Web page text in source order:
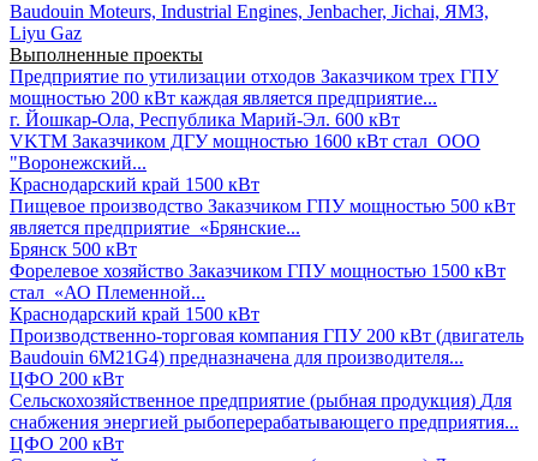
Baudouin Moteurs, Industrial Engines, Jenbacher, Jichai, ЯМЗ,
Liyu Gaz
Выполненные проекты
Предприятие по утилизации отходов Заказчиком трех ГПУ
мощностью 200 кВт каждая является предприятие...
г. Йошкар-Ола, Республика Марий-Эл. 600 кВт
VKTM Заказчиком ДГУ мощностью 1600 кВт стал ООО
"Воронежский...
Краснодарский край 1500 кВт
Пищевое производство Заказчиком ГПУ мощностью 500 кВт
является предприятие «Брянские...
Брянск 500 кВт
Форелевое хозяйство Заказчиком ГПУ мощностью 1500 кВт
стал «АО Племенной...
Краснодарский край 1500 кВт
Производственно-торговая компания ГПУ 200 кВт (двигатель
Baudouin 6M21G4) предназначена для производителя...
ЦФО 200 кВт
Сельскохозяйственное предприятие (рыбная продукция) Для
снабжения энергией рыбоперерабатывающего предприятия...
ЦФО 200 кВт